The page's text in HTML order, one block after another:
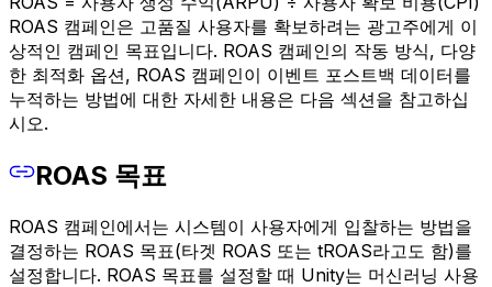
ROAS 캠페인은 고품질 사용자를 확보하려는 광고주에게 이
상적인 캠페인 목표입니다. ROAS 캠페인의 작동 방식, 다양
한 최적화 옵션, ROAS 캠페인이 이벤트 포스트백 데이터를
누적하는 방법에 대한 자세한 내용은 다음 섹션을 참고하십
시오.
ROAS 목표
ROAS 캠페인에서는 시스템이 사용자에게 입찰하는 방법을
결정하는 ROAS 목표(타겟 ROAS 또는 tROAS라고도 함)를
설정합니다. ROAS 목표를 설정할 때 Unity는 머신러닝 사용